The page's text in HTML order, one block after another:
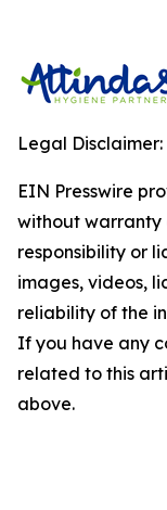
Legal Disclaimer:
EIN Presswire
without warranty
responsibility or
images, videos,
reliability of the
If you have any
related to this
above.